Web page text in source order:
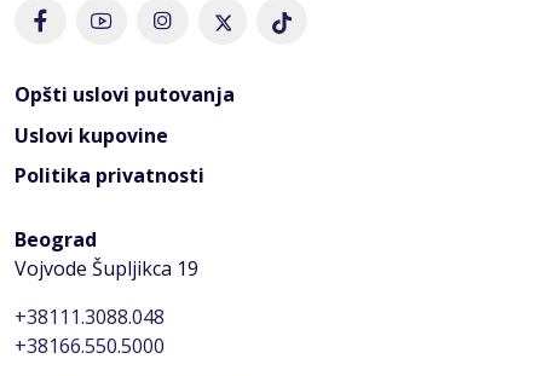
Opšti uslovi putovanja
Uslovi kupovine
Politika privatnosti
Beograd
Vojvode Šupljikca 19
+38111.3088.048
+38166.550.5000